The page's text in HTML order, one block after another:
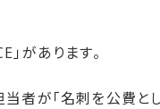
があります。
者が「名刺を公費と